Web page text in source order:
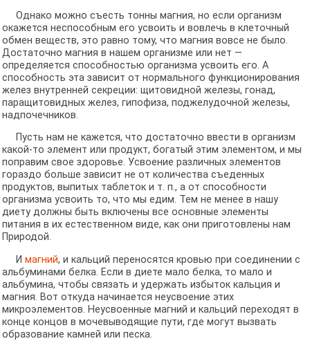
Однако можно съесть тонны магния, но если организм
окажется неспособным его усвоить и вовлечь в клеточный
обмен веществ, это равно тому, что магния вовсе не было.
Достаточно магния в нашем организме или нет —
определяется способностью организма усвоить его. А
способность эта зависит от нормального функционирования
желез внутренней секреции: щитовидной железы, гонад,
паращитовидных желез, гипофиза, поджелудочной железы,
надпочечников.
Пусть нам не кажется, что достаточно ввести в организм
какой-то элемент или продукт, богатый этим элементом, и мы
поправим свое здоровье. Усвоение различных элементов
гораздо больше зависит не от количества съеденных
продуктов, выпитых таблеток и т. п., а от способности
организма усвоить то, что мы едим. Тем не менее в нашу
диету должны быть включены все основные элементы
питания в их естественном виде, как они приготовлены нам
Природой.
И магний, и кальций переносятся кровью при соединении с
альбуминами белка. Если в диете мало белка, то мало и
альбумина, чтобы связать и удержать избыток кальция и
магния. Вот откуда начинается неусвоение этих
микроэлементов. Неусвоенные магний и кальций переходят в
конце концов в мочевыводящие пути, где могут вызвать
образование камней или песка.